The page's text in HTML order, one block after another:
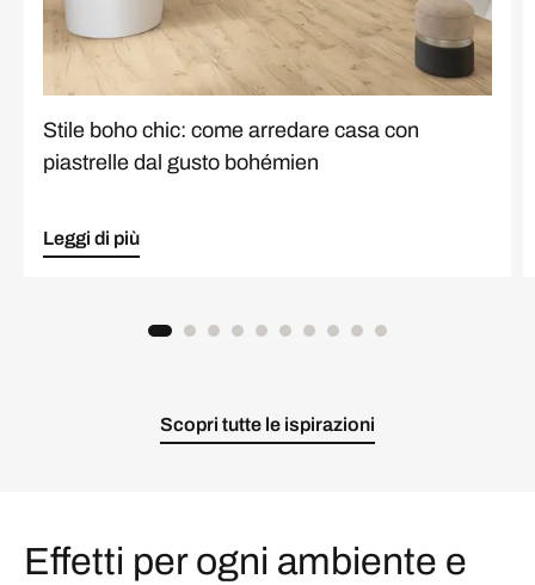
Stile boho chic: come arredare casa con
piastrelle dal gusto bohémien
Leggi di più
Scopri tutte le ispirazioni
Effetti per ogni ambiente e